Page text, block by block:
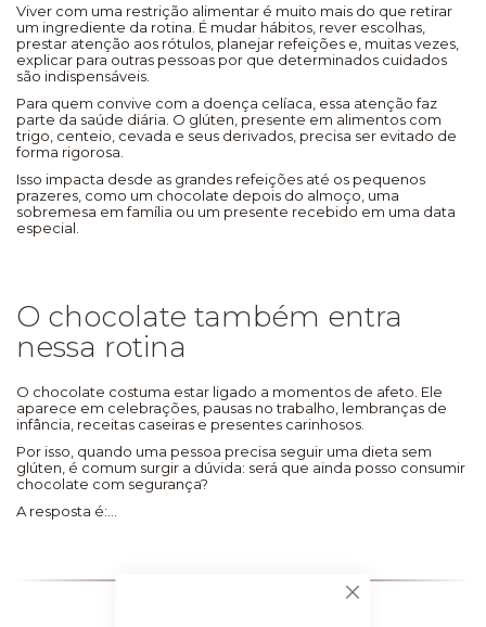
Fechar
Viver com uma restrição alimentar é muito mais do que retirar
um ingrediente da rotina. É mudar hábitos, rever escolhas,
prestar atenção aos rótulos, planejar refeições e, muitas vezes,
explicar para outras pessoas por que determinados cuidados
são indispensáveis.
Para quem convive com a doença celíaca, essa atenção faz
parte da saúde diária. O glúten, presente em alimentos com
trigo, centeio, cevada e seus derivados, precisa ser evitado de
forma rigorosa.
Isso impacta desde as grandes refeições até os pequenos
prazeres, como um chocolate depois do almoço, uma
sobremesa em família ou um presente recebido em uma data
especial.
O chocolate também entra
nessa rotina
O chocolate costuma estar ligado a momentos de afeto. Ele
aparece em celebrações, pausas no trabalho, lembranças de
infância, receitas caseiras e presentes carinhosos.
Por isso, quando uma pessoa precisa seguir uma dieta sem
glúten, é comum surgir a dúvida: será que ainda posso consumir
chocolate com segurança?
A resposta é:...